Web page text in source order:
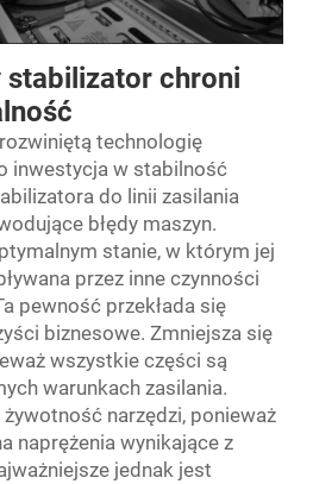
stabilizator chroni
technologię
inwestycja w stabilność
do linii zasilania
błędy maszyn.
stanie, w którym jej
przez inne czynności
pewność przekłada się
biznesowe. Zmniejsza się
wszystkie części są
warunkach zasilania.
narzędzi, ponieważ
naprężenia wynikające z
jednak jest